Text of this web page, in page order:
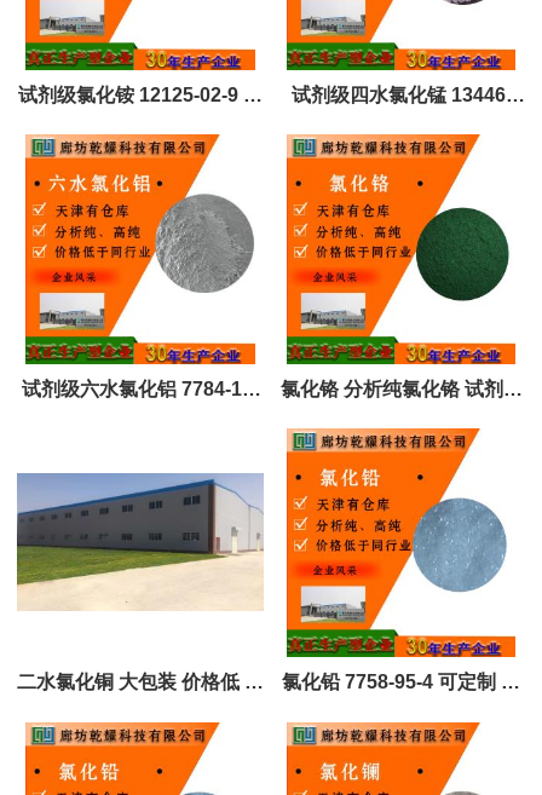
试剂级氯化铵 12125-02-9 白
色结晶固体 全国可售
试剂级四水氯化锰 13446-
34-9 试剂级大包装 全国可售
试剂级六水氯化铝 7784-13- 氯化铬 分析纯氯化铬 试剂级
氯化铬 10060-12-5 全国可售
二水氯化铜 大包装 价格低 品
质高 1344-67-8
氯化铅 7758-95-4 可定制 全
国可售